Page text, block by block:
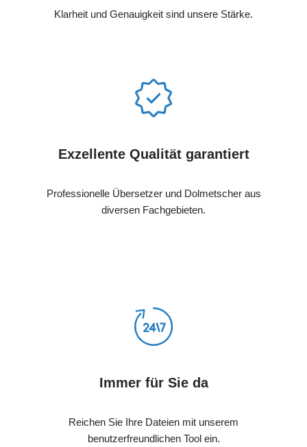
Klarheit und Genauigkeit sind unsere Stärke.
Exzellente Qualität garantiert
Professionelle Übersetzer und Dolmetscher aus
diversen Fachgebieten.
Immer für Sie da
Reichen Sie Ihre Dateien mit unserem
benutzerfreundlichen Tool ein.